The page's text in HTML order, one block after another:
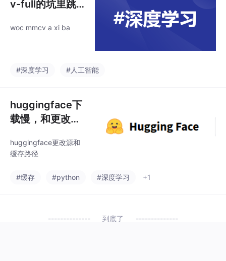
或采样点的强度或振幅
能手机数字设备中，图
弦变换）系数进行量
为频域是一种将图像或
信号从在空间上的表示
v-full的坑里跳
woc mmcv a xi ba
#深度学习 #人工智能
huggingface下
载慢，和更改默
huggingface更改源和
缓存路径
#缓存 #python #深度学习 +1
到底了